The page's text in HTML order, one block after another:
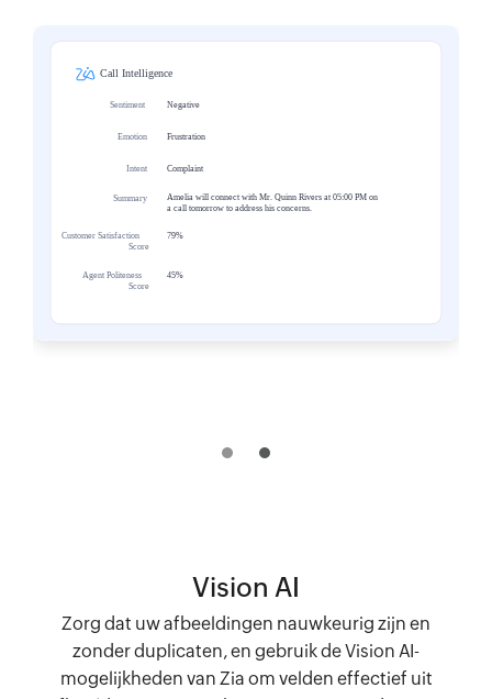
Vision AI
Zorg dat uw afbeeldingen nauwkeurig zijn en
zonder duplicaten, en gebruik de Vision AI-
mogelijkheden van Zia om velden effectief uit